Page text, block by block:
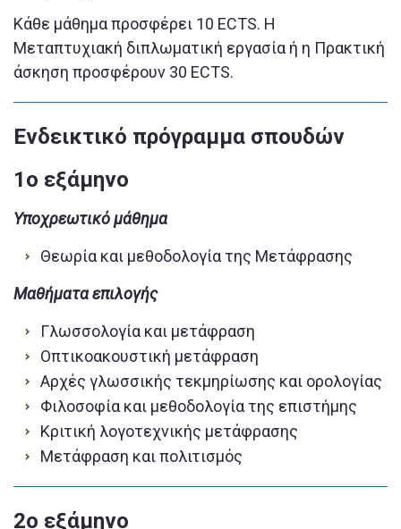
Κάθε μάθημα προσφέρει 10 ECTS. Η
Μεταπτυχιακή διπλωματική εργασία ή η Πρακτική
άσκηση προσφέρουν 30 ECTS.
Ενδεικτικό πρόγραμμα σπουδών
1o εξάμηνο
Υποχρεωτικό μάθημα
Θεωρία και μεθοδολογία της Μετάφρασης
Μαθήματα επιλογής
Γλωσσολογία και μετάφραση
Οπτικοακουστική μετάφραση
Αρχές γλωσσικής τεκμηρίωσης και ορολογίας
Φιλοσοφία και μεθοδολογία της επιστήμης
Κριτική λογοτεχνικής μετάφρασης
Μετάφραση και πολιτισμός
2o εξάμηνο